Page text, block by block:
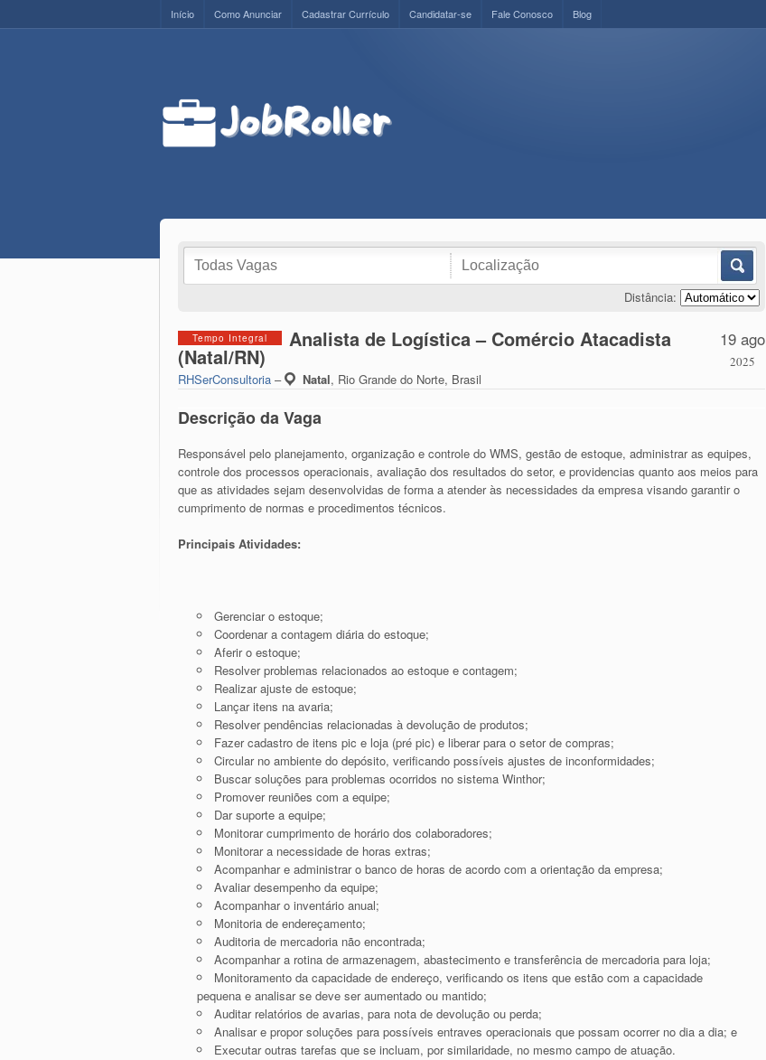
Início Como Anunciar Cadastrar Currículo Candidatar-se Fale Conosco Blog
Distância:
19 ago
2025
Tempo Integral Analista de Logística – Comércio Atacadista
(Natal/RN)
RHSerConsultoria – Natal, Rio Grande do Norte, Brasil
Descrição da Vaga
Responsável pelo planejamento, organização e controle do WMS, gestão de estoque, administrar as equipes,
controle dos processos operacionais, avaliação dos resultados do setor, e providencias quanto aos meios para
que as atividades sejam desenvolvidas de forma a atender às necessidades da empresa visando garantir o
cumprimento de normas e procedimentos técnicos.
Principais Atividades:
Gerenciar o estoque;
Coordenar a contagem diária do estoque;
Aferir o estoque;
Resolver problemas relacionados ao estoque e contagem;
Realizar ajuste de estoque;
Lançar itens na avaria;
Resolver pendências relacionadas à devolução de produtos;
Fazer cadastro de itens pic e loja (pré pic) e liberar para o setor de compras;
Circular no ambiente do depósito, verificando possíveis ajustes de inconformidades;
Buscar soluções para problemas ocorridos no sistema Winthor;
Promover reuniões com a equipe;
Dar suporte a equipe;
Monitorar cumprimento de horário dos colaboradores;
Monitorar a necessidade de horas extras;
Acompanhar e administrar o banco de horas de acordo com a orientação da empresa;
Avaliar desempenho da equipe;
Acompanhar o inventário anual;
Monitoria de endereçamento;
Auditoria de mercadoria não encontrada;
Acompanhar a rotina de armazenagem, abastecimento e transferência de mercadoria para loja;
Monitoramento da capacidade de endereço, verificando os itens que estão com a capacidade
pequena e analisar se deve ser aumentado ou mantido;
Auditar relatórios de avarias, para nota de devolução ou perda;
Analisar e propor soluções para possíveis entraves operacionais que possam ocorrer no dia a dia; e
Executar outras tarefas que se incluam, por similaridade, no mesmo campo de atuação.